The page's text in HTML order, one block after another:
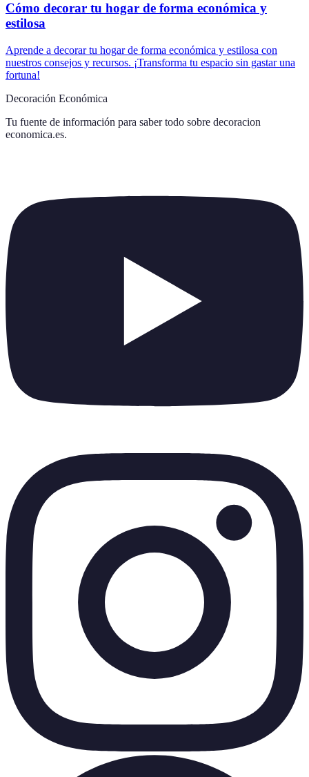
Cómo decorar tu hogar de forma económica y
estilosa
Aprende a decorar tu hogar de forma económica y estilosa con
nuestros consejos y recursos. ¡Transforma tu espacio sin gastar una
fortuna!
Decoración Económica
Tu fuente de información para saber todo sobre decoracion
economica.es.